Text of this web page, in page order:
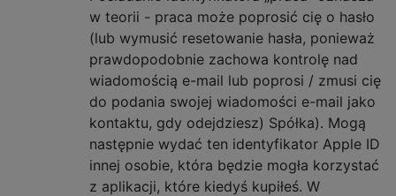
w teorii - praca może poprosić cię o hasło
(lub wymusić resetowanie hasła, ponieważ
prawdopodobnie zachowa kontrolę nad
wiadomością e-mail lub poprosi / zmusi cię
do podania swojej wiadomości e-mail jako
kontaktu, gdy odejdziesz) Spółka). Mogą
następnie wydać ten identyfikator Apple ID
innej osobie, która będzie mogła korzystać
z aplikacji, które kiedyś kupiłeś. W